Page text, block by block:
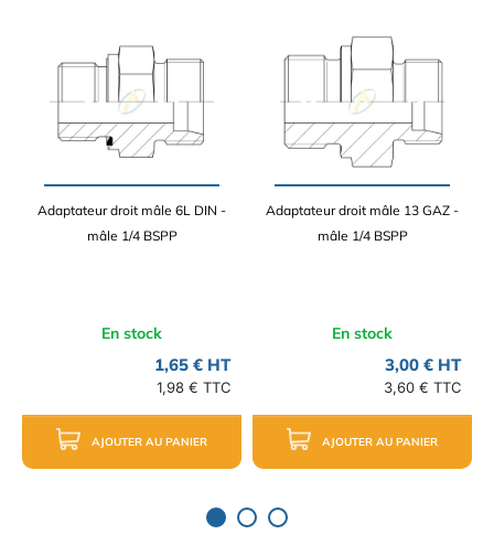
Adaptateur droit mâle 6L DIN -
mâle 1/4 BSPP
En stock
1,65 € HT
1,98 € TTC
AJOUTER AU PANIER
Adaptateur droit mâle 13 GAZ -
mâle 1/4 BSPP
En stock
3,00 € HT
3,60 € TTC
AJOUTER AU PANIER